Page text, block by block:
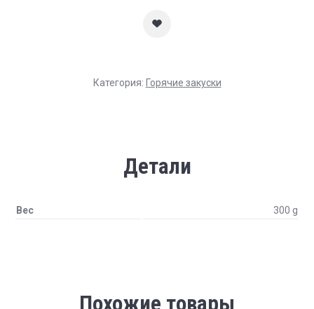
Категория: Горячие закуски
Детали
Вес 300 g
Похожие товары